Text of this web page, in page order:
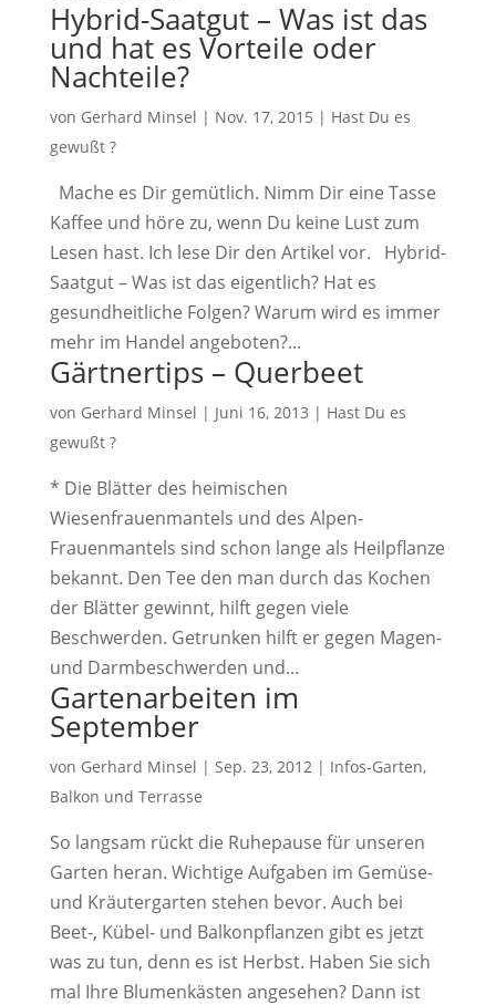
Hybrid-Saatgut – Was ist das
und hat es Vorteile oder
Nachteile?
von Gerhard Minsel | Nov. 17, 2015 | Hast Du es
gewußt ?
Mache es Dir gemütlich. Nimm Dir eine Tasse
Kaffee und höre zu, wenn Du keine Lust zum
Lesen hast. Ich lese Dir den Artikel vor. Hybrid-
Saatgut – Was ist das eigentlich? Hat es
gesundheitliche Folgen? Warum wird es immer
mehr im Handel angeboten?...
Gärtnertips – Querbeet
von Gerhard Minsel | Juni 16, 2013 | Hast Du es
gewußt ?
* Die Blätter des heimischen
Wiesenfrauenmantels und des Alpen-
Frauenmantels sind schon lange als Heilpflanze
bekannt. Den Tee den man durch das Kochen
der Blätter gewinnt, hilft gegen viele
Beschwerden. Getrunken hilft er gegen Magen-
und Darmbeschwerden und...
Gartenarbeiten im
September
von Gerhard Minsel | Sep. 23, 2012| Infos-Garten,
Balkon und Terrasse
So langsam rückt die Ruhepause für unseren
Garten heran. Wichtige Aufgaben im Gemüse-
und Kräutergarten stehen bevor. Auch bei
Beet-, Kübel- und Balkonpflanzen gibt es jetzt
was zu tun, denn es ist Herbst. Haben Sie sich
mal Ihre Blumenkästen angesehen? Dann ist